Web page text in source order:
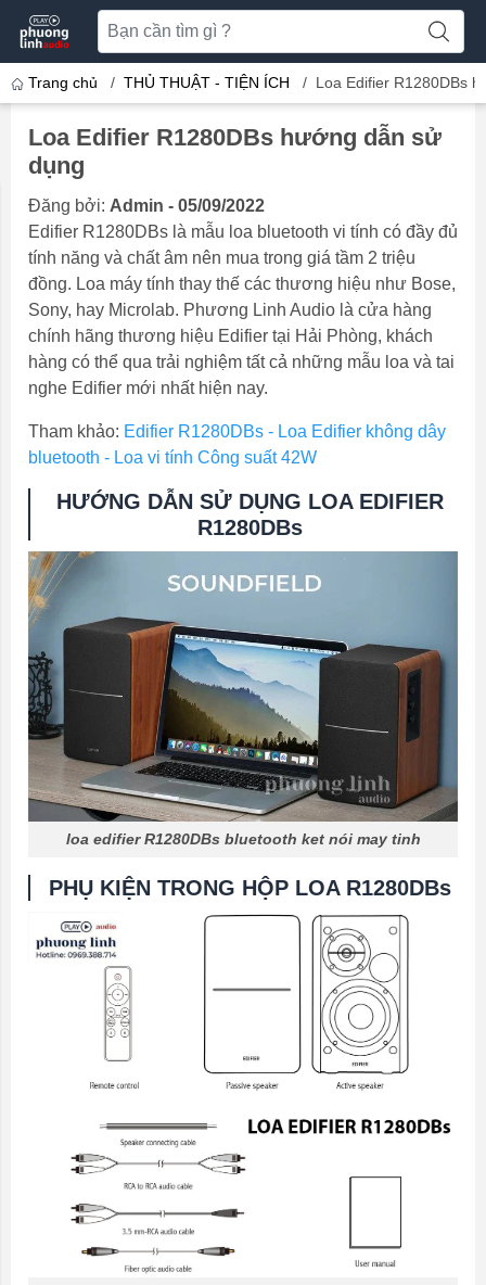
Trang chủ / THỦ THUẬT - TIỆN ÍCH / Loa Edifier R1280DBs
Loa Edifier R1280DBs hướng dẫn sử
dụng
Đăng bởi: Admin - 05/09/2022
Edifier R1280DBs là mẫu loa bluetooth vi tính có đầy đủ
tính năng và chất âm nên mua trong giá tầm 2 triệu
đồng. Loa máy tính thay thế các thương hiệu như Bose,
Sony, hay Microlab. Phương Linh Audio là cửa hàng
chính hãng thương hiệu Edifier tại Hải Phòng, khách
hàng có thể qua trải nghiệm tất cả những mẫu loa và tai
nghe Edifier mới nhất hiện nay.
Tham khảo: Edifier R1280DBs - Loa Edifier không dây
bluetooth - Loa vi tính Công suất 42W
HƯỚNG DẪN SỬ DỤNG LOA EDIFIER
R1280DBs
loa edifier R1280DBs bluetooth ket nói may tinh
PHỤ KIỆN TRONG HỘP LOA R1280DBs